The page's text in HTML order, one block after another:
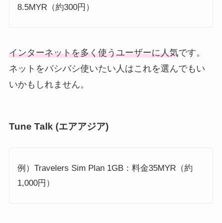
8.5MYR（約300円）
インターネットを多く使うユーザーに人気です。
ネットをバシバシ使いたい人はこれを選んでもい
いかもしれません。
Tune Talk (エアアジア)
例）Travelers Sim Plan 1GB：料金35MYR（約
1,000円）